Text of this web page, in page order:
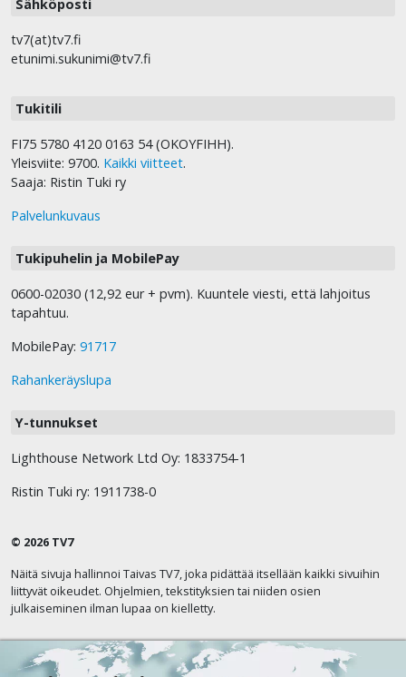
Sähköposti
tv7(at)tv7.fi
etunimi.sukunimi@tv7.fi
Tukitili
FI75 5780 4120 0163 54 (OKOYFIHH).
Yleisviite: 9700. Kaikki viitteet.
Saaja: Ristin Tuki ry
Palvelunkuvaus
Tukipuhelin ja MobilePay
0600-02030 (12,92 eur + pvm). Kuuntele viesti, että lahjoitus
tapahtuu.
MobilePay: 91717
Rahankeräyslupa
Y-tunnukset
Lighthouse Network Ltd Oy: 1833754-1
Ristin Tuki ry: 1911738-0
© 2026 TV7
Näitä sivuja hallinnoi Taivas TV7, joka pidättää itsellään kaikki sivuihin
liittyvät oikeudet. Ohjelmien, tekstityksien tai niiden osien
julkaiseminen ilman lupaa on kielletty.